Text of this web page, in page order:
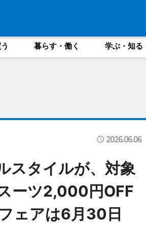
暮らす・働く 学ぶ・知る
2026.06.06
スタイルが、対象
ーツ2,000円OFF
ェアは6月30日